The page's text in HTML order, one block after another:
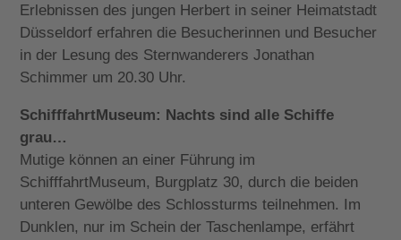
Erlebnissen des jungen Herbert in seiner Heimatstadt
Düsseldorf erfahren die Besucherinnen und Besucher
in der Lesung des Sternwanderers Jonathan
Schimmer um 20.30 Uhr.
SchifffahrtMuseum: Nachts sind alle Schiffe
grau…
Mutige können an einer Führung im
SchifffahrtMuseum, Burgplatz 30, durch die beiden
unteren Gewölbe des Schlossturms teilnehmen. Im
Dunklen, nur im Schein der Taschenlampe, erfährt